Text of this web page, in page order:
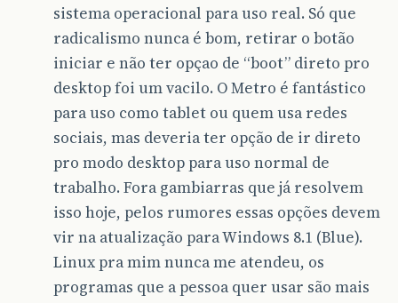
sistema operacional para uso real. Só que
radicalismo nunca é bom, retirar o botão
iniciar e não ter opçao de “boot” direto pro
desktop foi um vacilo. O Metro é fantástico
para uso como tablet ou quem usa redes
sociais, mas deveria ter opção de ir direto
pro modo desktop para uso normal de
trabalho. Fora gambiarras que já resolvem
isso hoje, pelos rumores essas opções devem
vir na atualização para Windows 8.1 (Blue).
Linux pra mim nunca me atendeu, os
programas que a pessoa quer usar são mais